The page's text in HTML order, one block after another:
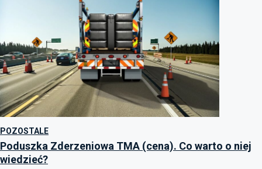
POZOSTALE
Poduszka Zderzeniowa TMA (cena). Co warto o niej
wiedzieć?